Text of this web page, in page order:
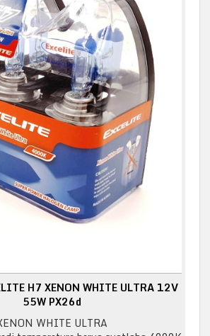
H7 XENON WHITE ULTRA 12V
55W PX26d
WHITE ULTRA